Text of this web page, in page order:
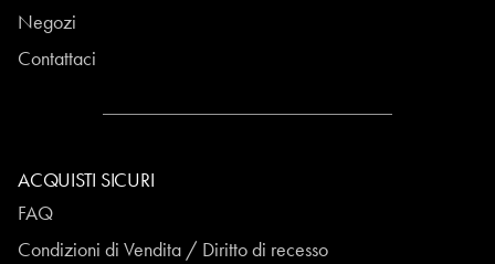
Negozi
Contattaci
ACQUISTI SICURI
FAQ
Condizioni di Vendita / Diritto di recesso